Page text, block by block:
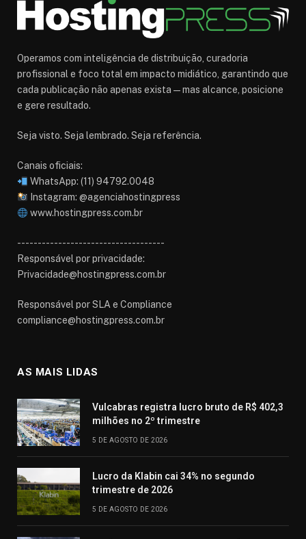
Operamos com inteligência de distribuição, curadoria
profissional e foco total em impacto midiático, garantindo que
cada publicação não apenas exista — mas alcance, posicione
e gere resultado.
Seja visto. Seja lembrado. Seja referência.
Canais oficiais:
WhatsApp: (11) 94792.0048
Instagram: @agenciahostingpress
www.hostingpress.com.br⁠
------------------------------------
Responsável por privacidade:
Privacidade@hostingpress.com.br
Responsável por SLA e Compliance
compliance@hostingpress.com.br
AS MAIS LIDAS
Vulcabras registra lucro bruto de R$ 402,3
milhões no 2º trimestre
5 DE AGOSTO DE 2026
Lucro da Klabin cai 34% no segundo
trimestre de 2026
5 DE AGOSTO DE 2026